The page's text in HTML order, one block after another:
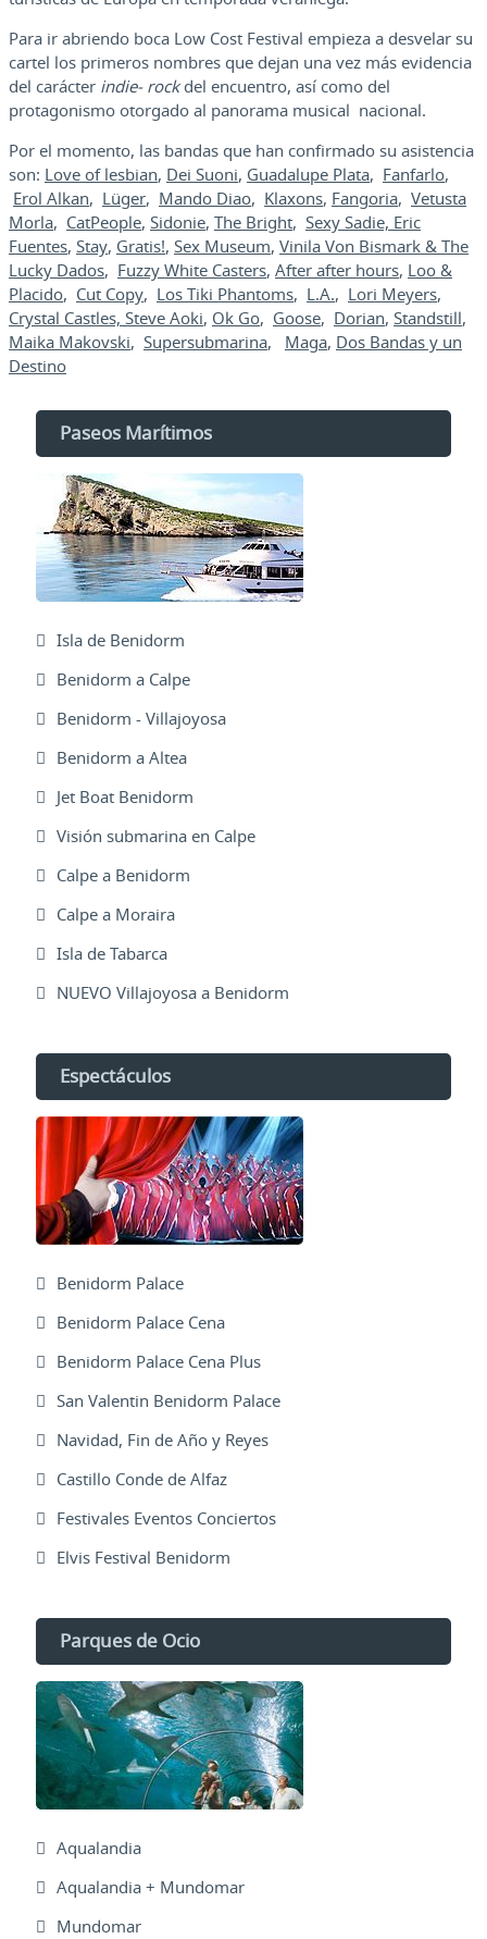
Para ir abriendo boca Low Cost Festival empieza a desvelar su
cartel los primeros nombres que dejan una vez más evidencia
del carácter indie- rockdel encuentro, así como del
protagonismo otorgado al panorama musical nacional.
Por el momento, las bandas que han confirmado su asistencia
son: Love of lesbian, Dei Suoni, Guadalupe Plata, Fanfarlo,
Erol Alkan, Lüger, Mando Diao, Klaxons, Fangoria, Vetusta
Morla, CatPeople, Sidonie, The Bright, Sexy Sadie, Eric
Fuentes, Stay, Gratis!, Sex Museum, Vinila Von Bismark & The
Lucky Dados, Fuzzy White Casters, After after hours, Loo &
Placido, Cut Copy, Los Tiki Phantoms, L.A., Lori Meyers,
Crystal Castles, Steve Aoki, Ok Go, Goose, Dorian, Standstill,
Maika Makovski, Supersubmarina, Maga, Dos Bandas y un
Destino
Paseos Marítimos
Isla de Benidorm
Benidorm a Calpe
Benidorm - Villajoyosa
Benidorm a Altea
Jet Boat Benidorm
Visión submarina en Calpe
Calpe a Benidorm
Calpe a Moraira
Isla de Tabarca
NUEVO Villajoyosa a Benidorm
Espectáculos
Benidorm Palace
Benidorm Palace Cena
Benidorm Palace Cena Plus
San Valentin Benidorm Palace
Navidad, Fin de Año y Reyes
Castillo Conde de Alfaz
Festivales Eventos Conciertos
Elvis Festival Benidorm
Parques de Ocio
Aqualandia
Aqualandia + Mundomar
Mundomar